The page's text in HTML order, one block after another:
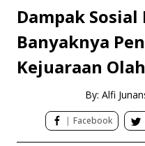
Dampak
Banyaknya
Kejuaraan
By: Alfi
| Facebook